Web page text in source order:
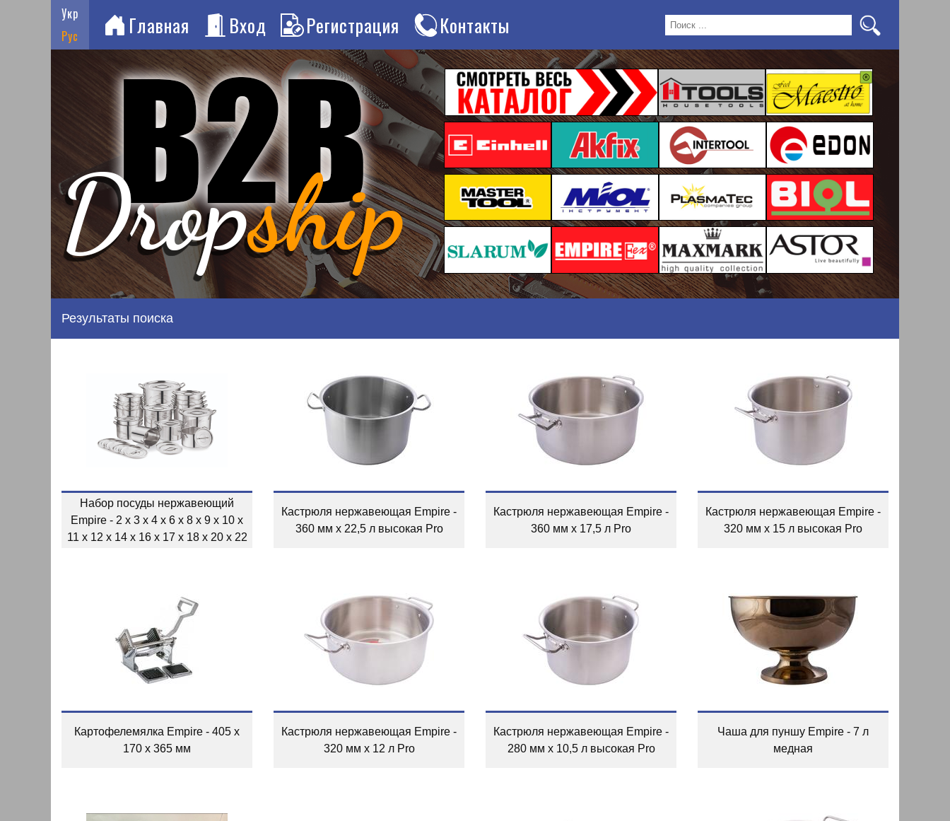
Укр
Рус
Главная Вход Регистрация Контакты
Результаты поиска
Набор посуды нержавеющий
Empire - 2 x 3 x 4 x 6 x 8 x 9 x 10 x
11 x 12 x 14 x 16 x 17 x 18 x 20 x 22
Кастрюля нержавеющая Empire -
360 мм x 22,5 л высокая Pro
Кастрюля нержавеющая Empire -
360 мм x 17,5 л Pro
Кастрюля нержавеющая Empire -
320 мм x 15 л высокая Pro
Картофелемялка Empire - 405 x
170 x 365 мм
Кастрюля нержавеющая Empire -
320 мм x 12 л Pro
Кастрюля нержавеющая Empire -
280 мм x 10,5 л высокая Pro
Чаша для пуншу Empire - 7 л
медная